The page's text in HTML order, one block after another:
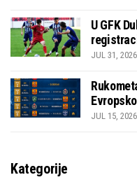
U GFK
JUL 31, 2026
JUL 15, 2026
Kategorije